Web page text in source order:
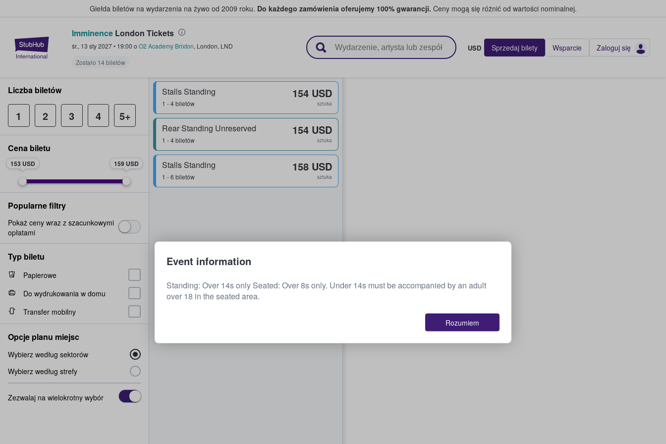
Giełda biletów na wydarzenia na żywo od 2009 roku. Do każdego zamówienia oferujemy 100% gwarancji. Ceny mogą się różnić od wartości nominalnej.
StubHub — miejsce, w którym fani i kibice kupują i sprzedają bilety
Imminence London Tickets
śr., 13 sty 2027• 19:00 o O2 Academy Brixton, London, LND
Zostało 14 biletów
USD Sprzedaj bilety Wsparcie Zaloguj się
Stalls Standing
1 - 4 biletów
154 USD
sztuka
Rear Standing Unreserved
1 - 4 biletów
154 USD
sztuka
Stalls Standing
1 - 6 biletów
158 USD
sztuka
Liczba biletów
1 2 3 4 5+
Cena biletu
153 USD 159 USD
Popularne filtry
Pokaż ceny wraz z szacunkowymi
opłatami
Typ biletu
Papierowe
Do wydrukowania w domu
Transfer mobilny
Opcje planu miejsc
Wybierz według sektorów
Wybierz według strefy
Zezwalaj na wielokrotny wybór
Event information
Standing: Over 14s only Seated: Over 8s only. Under 14s must be accompanied by an adult
over 18 in the seated area.
Rozumiem